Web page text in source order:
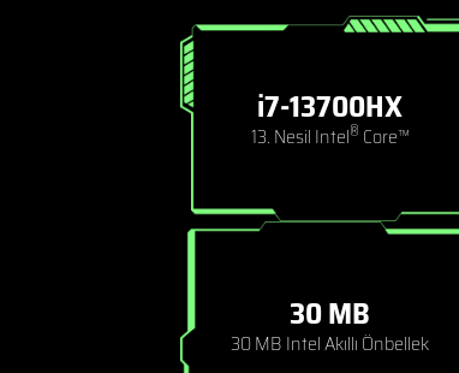
i7-13700HX
13. Nesil Intel® Core™
30 MB
30 MB Intel Akıllı Önbellek